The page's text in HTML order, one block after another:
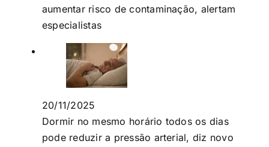
aumentar risco de contaminação, alertam
especialistas
20/11/2025
Dormir no mesmo horário todos os dias
pode reduzir a pressão arterial, diz novo